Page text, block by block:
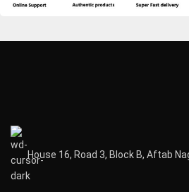
House 16, Road 3, Block B, Aftab